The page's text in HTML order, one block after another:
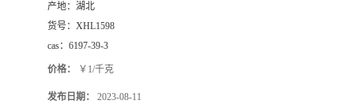
产地： 湖北
货号： XHL1598
cas： 6197-39-3
价格： ￥1/千克
发布日期： 2023-08-11